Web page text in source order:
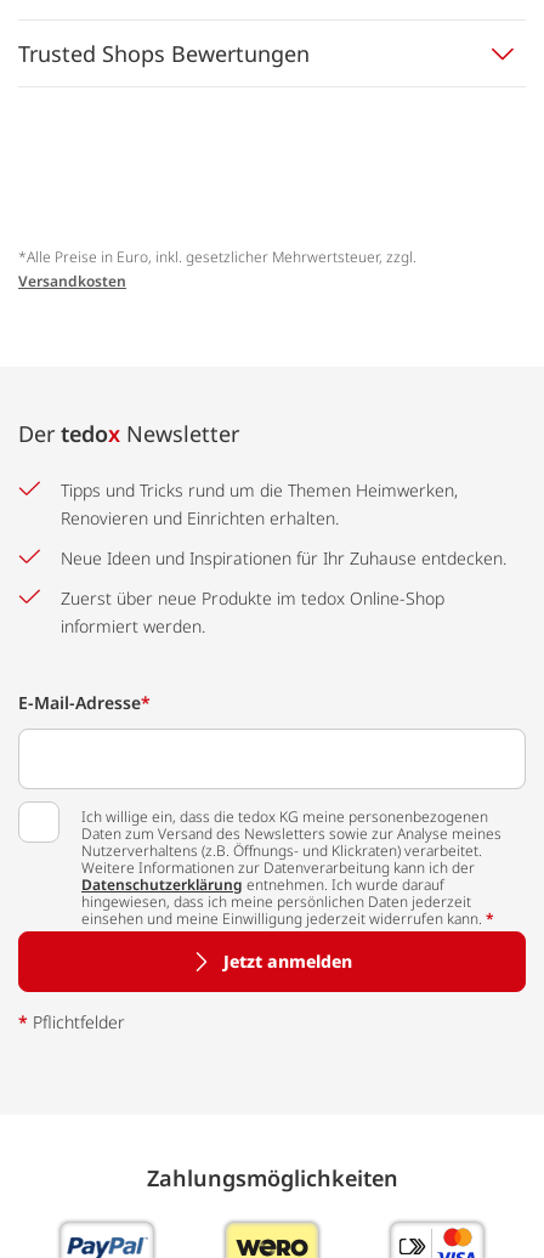
Trusted Shops Bewertungen
*Alle Preise in Euro, inkl. gesetzlicher Mehrwertsteuer, zzgl.
Versandkosten
Der tedox Newsletter
Tipps und Tricks rund um die Themen Heimwerken,
Renovieren und Einrichten erhalten.
Neue Ideen und Inspirationen für Ihr Zuhause entdecken.
Zuerst über neue Produkte im tedox Online-Shop
informiert werden.
E-Mail-Adresse*
Ich willige ein, dass die tedox KG meine personenbezogenen
Daten zum Versand des Newsletters sowie zur Analyse meines
Nutzerverhaltens (z.B. Öffnungs- und Klickraten) verarbeitet.
Weitere Informationen zur Datenverarbeitung kann ich der
Datenschutzerklärung entnehmen. Ich wurde darauf
hingewiesen, dass ich meine persönlichen Daten jederzeit
einsehen und meine Einwilligung jederzeit widerrufen kann. *
Jetzt anmelden
* Pflichtfelder
Zahlungs­möglich­keiten